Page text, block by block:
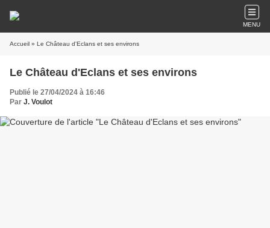
MENU
Accueil » Le Château d'Eclans et ses environs
Le Château d'Eclans et ses environs
Publié le 27/04/2024 à 16:46
Par J. Voulot